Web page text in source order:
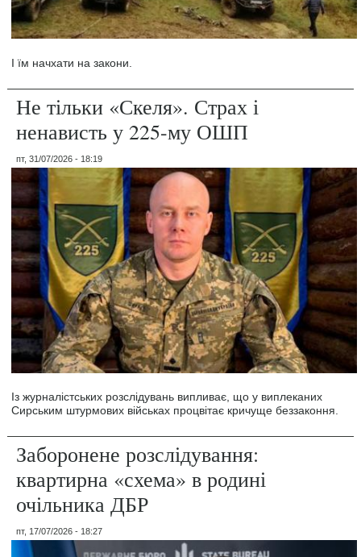
І їм начхати на закони.
Не тільки «Скеля». Страх і
ненависть у 225-му ОШП
пт, 31/07/2026 - 18:19
Із журналістських розслідувань випливає, що у виплеканих
Сирським штурмових військах процвітає кричуще беззаконня.
Заборонене розслідування:
квартирна «схема» в родині
очільника ДБР
пт, 17/07/2026 - 18:27